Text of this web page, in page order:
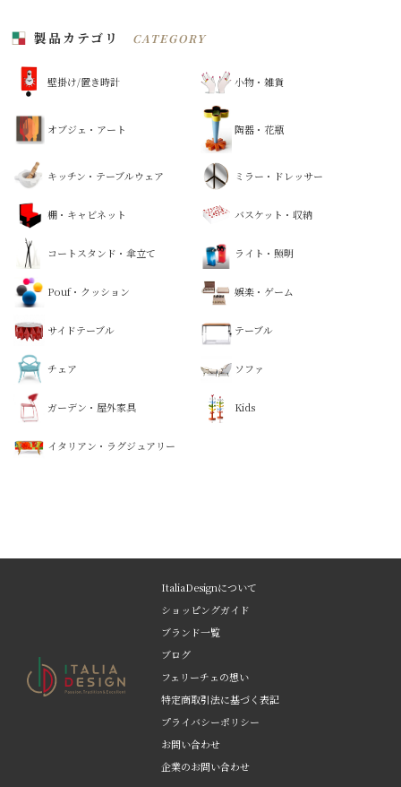
製品カテゴリ CATEGORY
壁掛け/置き時計 小物・雑貨
オブジェ・アート 陶器・花瓶
キッチン・テーブルウェア ミラー・ドレッサー
棚・キャビネット バスケット・収納
コートスタンド・傘立て ライト・照明
Pouf・クッション 娯楽・ゲーム
サイドテーブル テーブル
チェア ソファ
ガーデン・屋外家具 Kids
イタリアン・ラグジュアリー
ItaliaDesignについて
ショッピングガイド
ブランド一覧
ブログ
フェリーチェの想い
特定商取引法に基づく表記
プライバシーポリシー
お問い合わせ
企業のお問い合わせ